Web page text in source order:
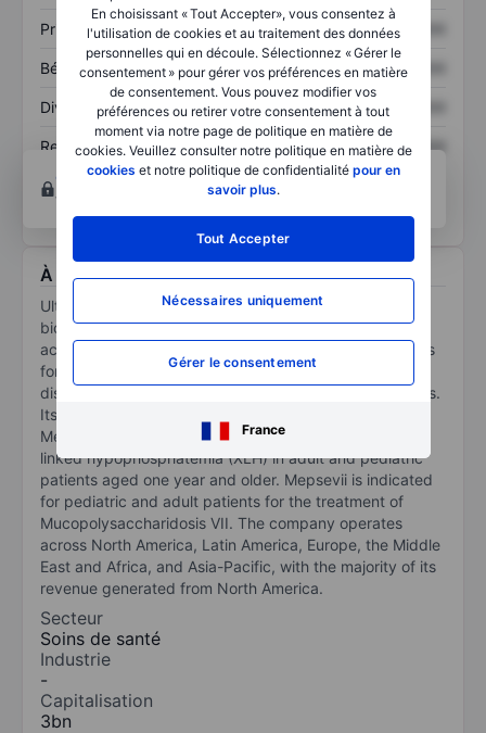
En choisissant « Tout Accepter», vous consentez à
l'utilisation de cookies et au traitement des données
personnelles qui en découle. Sélectionnez « Gérer le
consentement » pour gérer vos préférences en matière
de consentement. Vous pouvez modifier vos
préférences ou retirer votre consentement à tout
moment via notre page de politique en matière de
cookies. Veuillez consulter notre politique en matière de
cookies et notre politique de confidentialité pour en
savoir plus.
Tout Accepter
Nécessaires uniquement
Gérer le consentement
France
Prix / ventes XXXXXXX XXXXXXX
Bénéfice par action XXXXXXX XXXXXXX
Dividende par action XXXXXXX XXXXXXX
Rendement des
capitaux propres
XXXXXXX
XXXXXXX
Ouvrir un compte pour accéder à d’autres outils
techniques et d’analyses.
À propos Ultragenyx Pharmaceutical Inc.
Ultragenyx Pharmaceutical Inc is a USA-based
biopharmaceutical company. The company identifies,
acquires, develops, and commercializes novel products
for the treatment of serious, rare, and ultra-rare
diseases, with a focus on debilitating genetic conditions.
Its medicine portfolio includes Crysvita, Dojolvi, and
Mepsevii. Crysvita is indicated for the treatment of X-
linked hypophosphatemia (XLH) in adult and pediatric
patients aged one year and older. Mepsevii is indicated
for pediatric and adult patients for the treatment of
Mucopolysaccharidosis VII. The company operates
across North America, Latin America, Europe, the Middle
East and Africa, and Asia-Pacific, with the majority of its
revenue generated from North America.
Secteur
Soins de santé
Industrie
-
Capitalisation
3bn